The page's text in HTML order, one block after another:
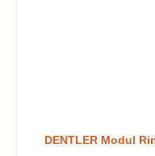
DENTLER Modul